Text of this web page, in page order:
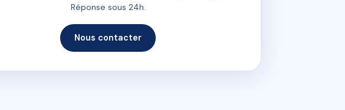
Réponse sous 24h.
Nous contacter